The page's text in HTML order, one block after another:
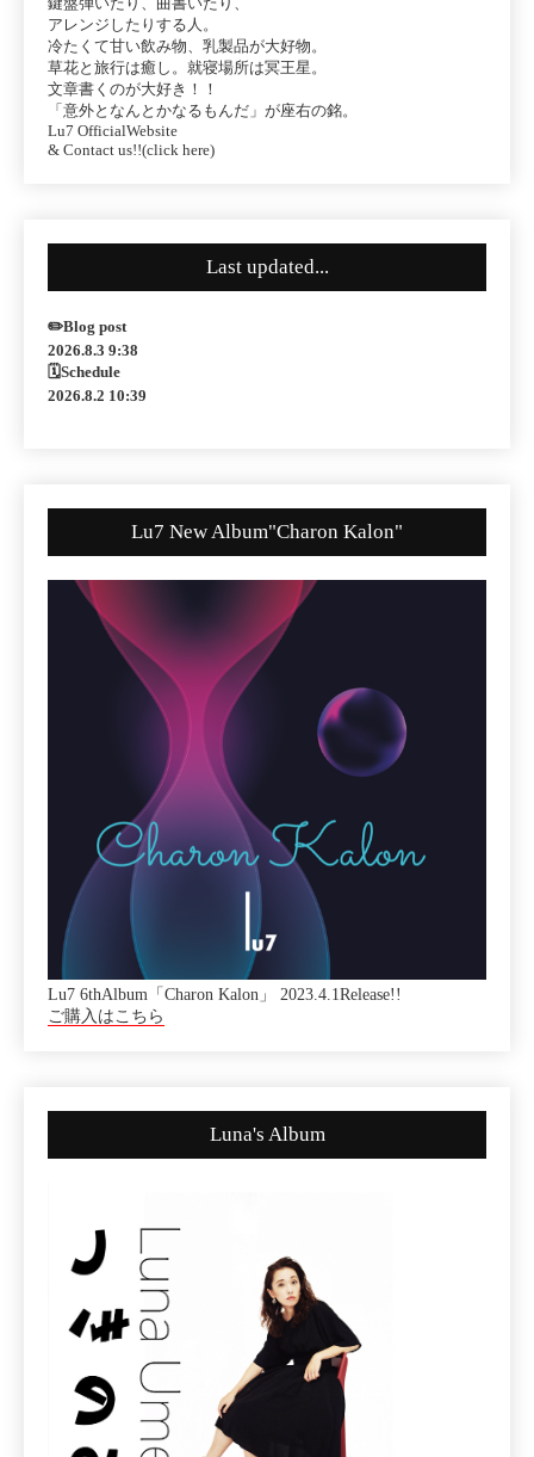
アレンジしたりする人。
冷たくて甘い飲み物、乳製品が大好物。
草花と旅行は癒し。就寝場所は冥王星。
文章書くのが大好き！！
「意外となんとかなるもんだ」が座右の銘。
Lu7 OfficialWebsite
& Contact us!!(click here)
Last updated...
✏️Blog post
2026.8.3 9:38
🗓Schedule
2026.8.2 10:39
Lu7 New Album"Charon Kalon"
Lu7 6thAlbum「Charon Kalon」 2023.4.1Release!!
ご購入はこちら
Luna's Album